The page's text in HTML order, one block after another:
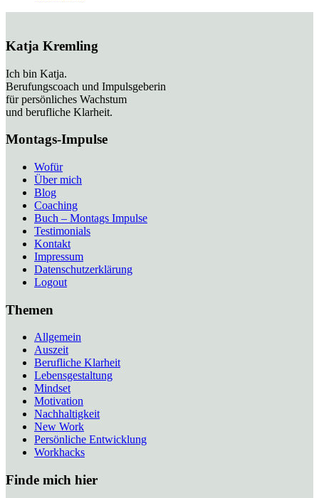
Katja Kremling
Ich bin Katja.
Berufungscoach und Impulsgeberin
für persönliches Wachstum
und berufliche Klarheit.
Montags-Impulse
Wofür
Über mich
Blog
Coaching
Buch – Montags Impulse
Testimonials
Kontakt
Impressum
Datenschutzerklärung
Logout
Themen
Allgemein
Auszeit
Berufliche Klarheit
Lebensgestaltung
Mindset
Motivation
Nachhaltigkeit
New Work
Persönliche Entwicklung
Workhacks
Finde mich hier